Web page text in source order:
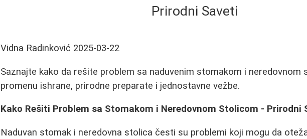
Prirodni Saveti
Vidna Radinković 2025-03-22
Saznajte kako da rešite problem sa naduvenim stomakom i neredovnom
promenu ishrane, prirodne preparate i jednostavne vežbe.
Kako Rešiti Problem sa Stomakom i Neredovnom Stolicom - Prirodni
Naduvan stomak i neredovna stolica česti su problemi koji mogu da